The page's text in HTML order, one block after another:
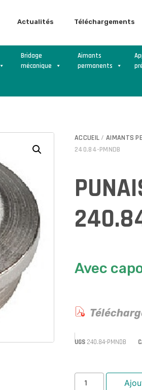
Actualités Téléchargements
Bridage
mécanique
Aimants
permanents
ACCUEIL /AIMANTS
240.84-PMNDB
Avec
UGS 240.84-PMNDB